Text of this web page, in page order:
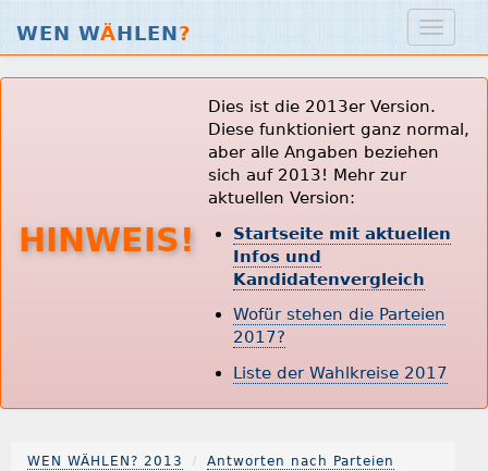
WEN WÄHLEN?
HINWEIS!
Dies ist die 2013er Version.
Diese funktioniert ganz normal,
aber alle Angaben beziehen
sich auf 2013! Mehr zur
aktuellen Version:
Startseite mit aktuellen
Infos und
Kandidatenvergleich
Wofür stehen die Parteien
2017?
Liste der Wahlkreise 2017
WEN WÄHLEN? 2013 Antworten nach Parteien